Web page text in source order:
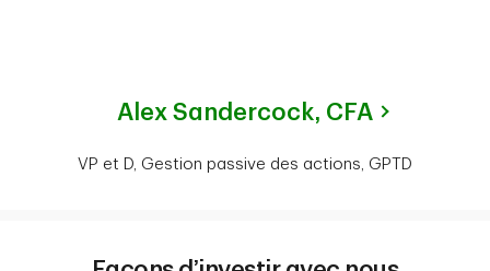
Alex Sandercock, CFA
VP et D, Gestion passive des actions, GPTD